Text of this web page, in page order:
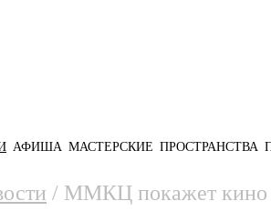
АФИША МАСТЕРСКИЕ ПРОСТРАНСТВА
/ ММКЦ покажет кино